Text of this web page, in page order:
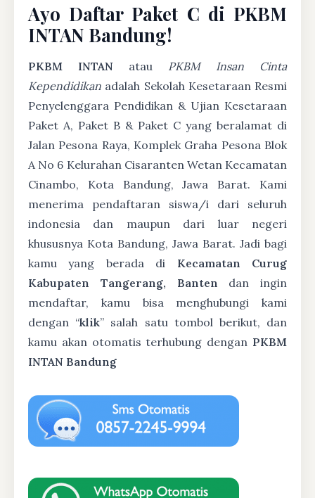
Ayo Daftar Paket C di PKBM
INTAN Bandung!
PKBM INTAN atau PKBM Insan Cinta
Kependidikan adalah Sekolah Kesetaraan Resmi
Penyelenggara Pendidikan & Ujian Kesetaraan
Paket A, Paket B & Paket C yang beralamat di
Jalan Pesona Raya, Komplek Graha Pesona Blok
A No 6 Kelurahan Cisaranten Wetan Kecamatan
Cinambo, Kota Bandung, Jawa Barat. Kami
menerima pendaftaran siswa/i dari seluruh
indonesia dan maupun dari luar negeri
khususnya Kota Bandung, Jawa Barat. Jadi bagi
kamu yang berada di Kecamatan Curug
Kabupaten Tangerang, Banten dan ingin
mendaftar, kamu bisa menghubungi kami
dengan “klik” salah satu tombol berikut, dan
kamu akan otomatis terhubung dengan PKBM
INTAN Bandung